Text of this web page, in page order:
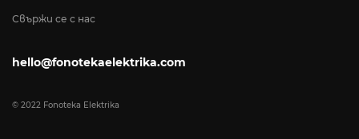
Свържи се с нас
hello@fonotekaelektrika.com
© 2022 Fonoteka Elektrika